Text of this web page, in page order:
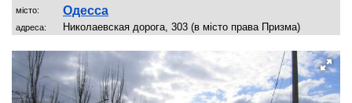
місто: Одесса
адреса: Николаевская дорога, 303 (в місто права Призма)